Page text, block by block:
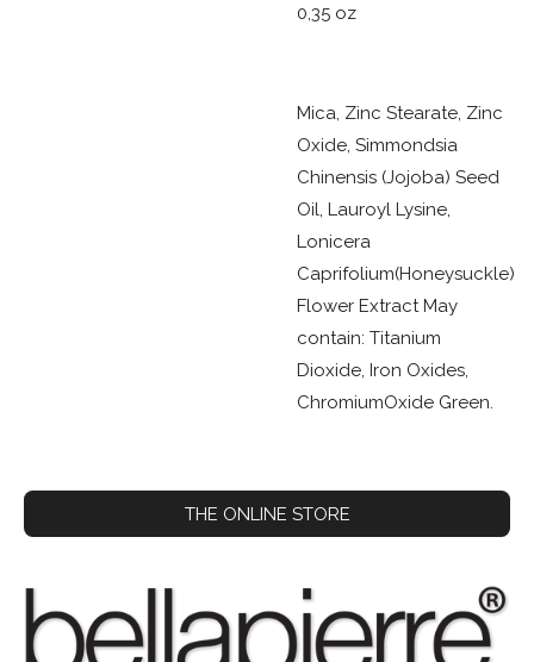
0,35 oz
Mica, Zinc Stearate, Zinc
Oxide, Simmondsia
Chinensis (Jojoba) Seed
Oil, Lauroyl Lysine,
Lonicera
Caprifolium(Honeysuckle)
Flower Extract May
contain: Titanium
Dioxide, Iron Oxides,
ChromiumOxide Green.
THE ONLINE STORE